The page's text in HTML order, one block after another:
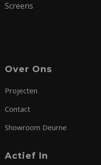
Screens
Over Ons
Projecten
Contact
Showroom Deurne
Actief In